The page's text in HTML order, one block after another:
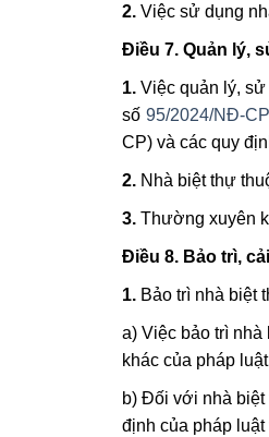
2. Việc sử dụng
Điều 7. Quản lý,
1. Việc quản lý,
số 95/2024/NĐ-CP
CP) và các quy
2. Nhà biệt thự
3. Thường xuyên
Điều 8. Bảo trì,
1. Bảo trì nhà biệt
a) Việc bảo trì
khác của pháp
b) Đối với nhà biệt
định của pháp